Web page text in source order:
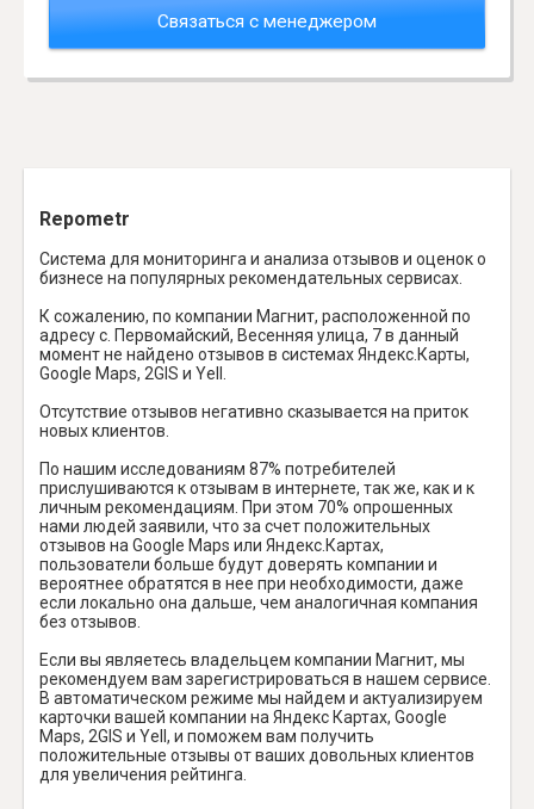
Связаться с менеджером
Repometr
Система для мониторинга и анализа отзывов и оценок о
бизнесе на популярных рекомендательных сервисах.
К сожалению, по компании Магнит, расположенной по
адресу с. Первомайский, Весенняя улица, 7 в данный
момент не найдено отзывов в системах Яндекс.Карты,
Google Maps, 2GIS и Yell.
Отсутствие отзывов негативно сказывается на приток
новых клиентов.
По нашим исследованиям 87% потребителей
прислушиваются к отзывам в интернете, так же, как и к
личным рекомендациям. При этом 70% опрошенных
нами людей заявили, что за счет положительных
отзывов на Google Maps или Яндекс.Картах,
пользователи больше будут доверять компании и
вероятнее обратятся в нее при необходимости, даже
если локально она дальше, чем аналогичная компания
без отзывов.
Если вы являетесь владельцем компании Магнит, мы
рекомендуем вам зарегистрироваться в нашем сервисе.
В автоматическом режиме мы найдем и актуализируем
карточки вашей компании на Яндекс Картах, Google
Maps, 2GIS и Yell, и поможем вам получить
положительные отзывы от ваших довольных клиентов
для увеличения рейтинга.